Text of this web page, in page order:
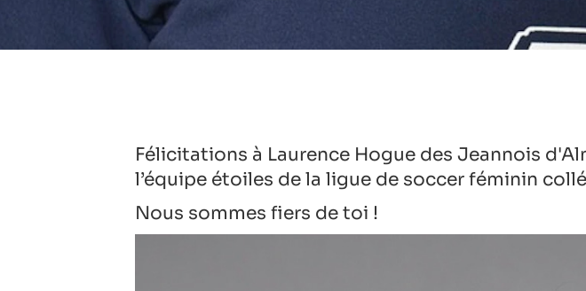
Félicitations à Laurence Hogue des Jeannois
l’équipe étoiles de la ligue de soccer féminin
Nous sommes fiers de toi !